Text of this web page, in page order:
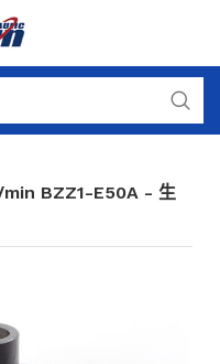
BZZ1-E50A - 生